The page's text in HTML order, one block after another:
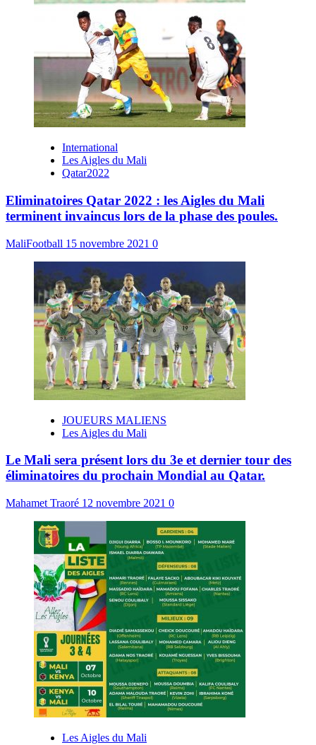
International
Les Aigles du Mali
Qatar2022
Eliminatoires Qatar 2022 : les Aigles du Mali
terminent invaincus lors de la phase des poules.
MaliFootball 15 novembre 2021 0
JOUEURS MALIENS
Les Aigles du Mali
Le Mali sera présent lors du 3e et dernier tour des
éliminatoires du prochain Mondial au Qatar.
Mahamet Traoré 12 novembre 2021 0
Les Aigles du Mali